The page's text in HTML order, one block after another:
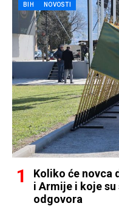
BIH NOVOSTI
Koliko će novca
i Armije i koje su
odgovora